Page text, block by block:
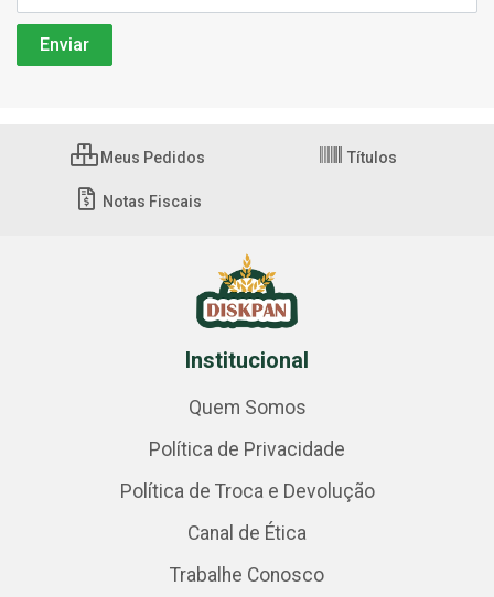
Meus Pedidos Títulos
Notas Fiscais
Institucional
Quem Somos
Política de Privacidade
Política de Troca e Devolução
Canal de Ética
Trabalhe Conosco